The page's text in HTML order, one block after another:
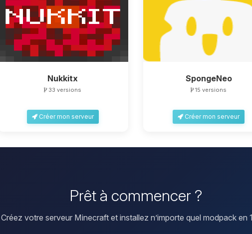
Nukkitx
33 versions
Créer mon serveur
SpongeNeo
15 versions
Créer mon serveur
Prêt à commencer ?
Créez votre serveur Minecraft et installez n’importe quel modpack en